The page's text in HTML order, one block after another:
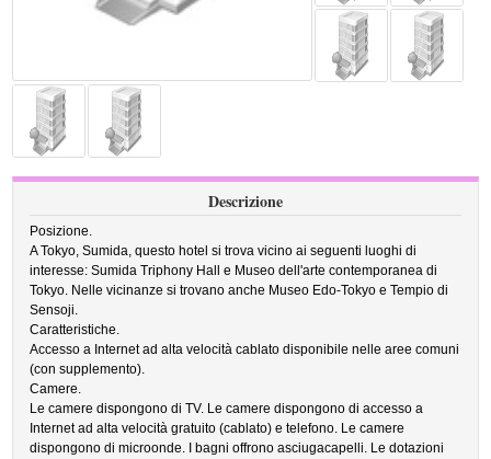
Descrizione
Posizione.
A Tokyo, Sumida, questo hotel si trova vicino ai seguenti luoghi di
interesse: Sumida Triphony Hall e Museo dell'arte contemporanea di
Tokyo. Nelle vicinanze si trovano anche Museo Edo-Tokyo e Tempio di
Sensoji.
Caratteristiche.
Accesso a Internet ad alta velocità cablato disponibile nelle aree comuni
(con supplemento).
Camere.
Le camere dispongono di TV. Le camere dispongono di accesso a
Internet ad alta velocità gratuito (cablato) e telefono. Le camere
dispongono di microonde. I bagni offrono asciugacapelli. Le dotazioni